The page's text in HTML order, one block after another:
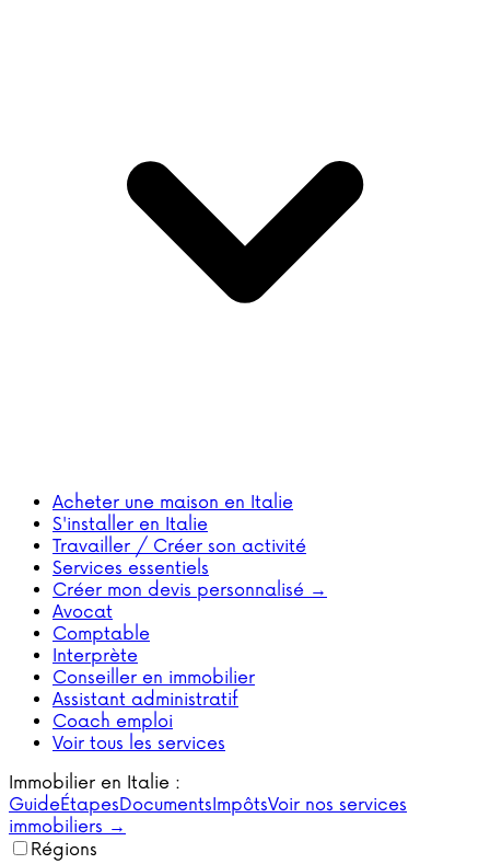
Acheter une maison en Italie
S'installer en Italie
Travailler / Créer son activité
Services essentiels
Créer mon devis personnalisé →
Avocat
Comptable
Interprète
Conseiller en immobilier
Assistant administratif
Coach emploi
Voir tous les services
Immobilier en Italie :
GuideÉtapesDocumentsImpôtsVoir nos services
immobiliers →
Régions